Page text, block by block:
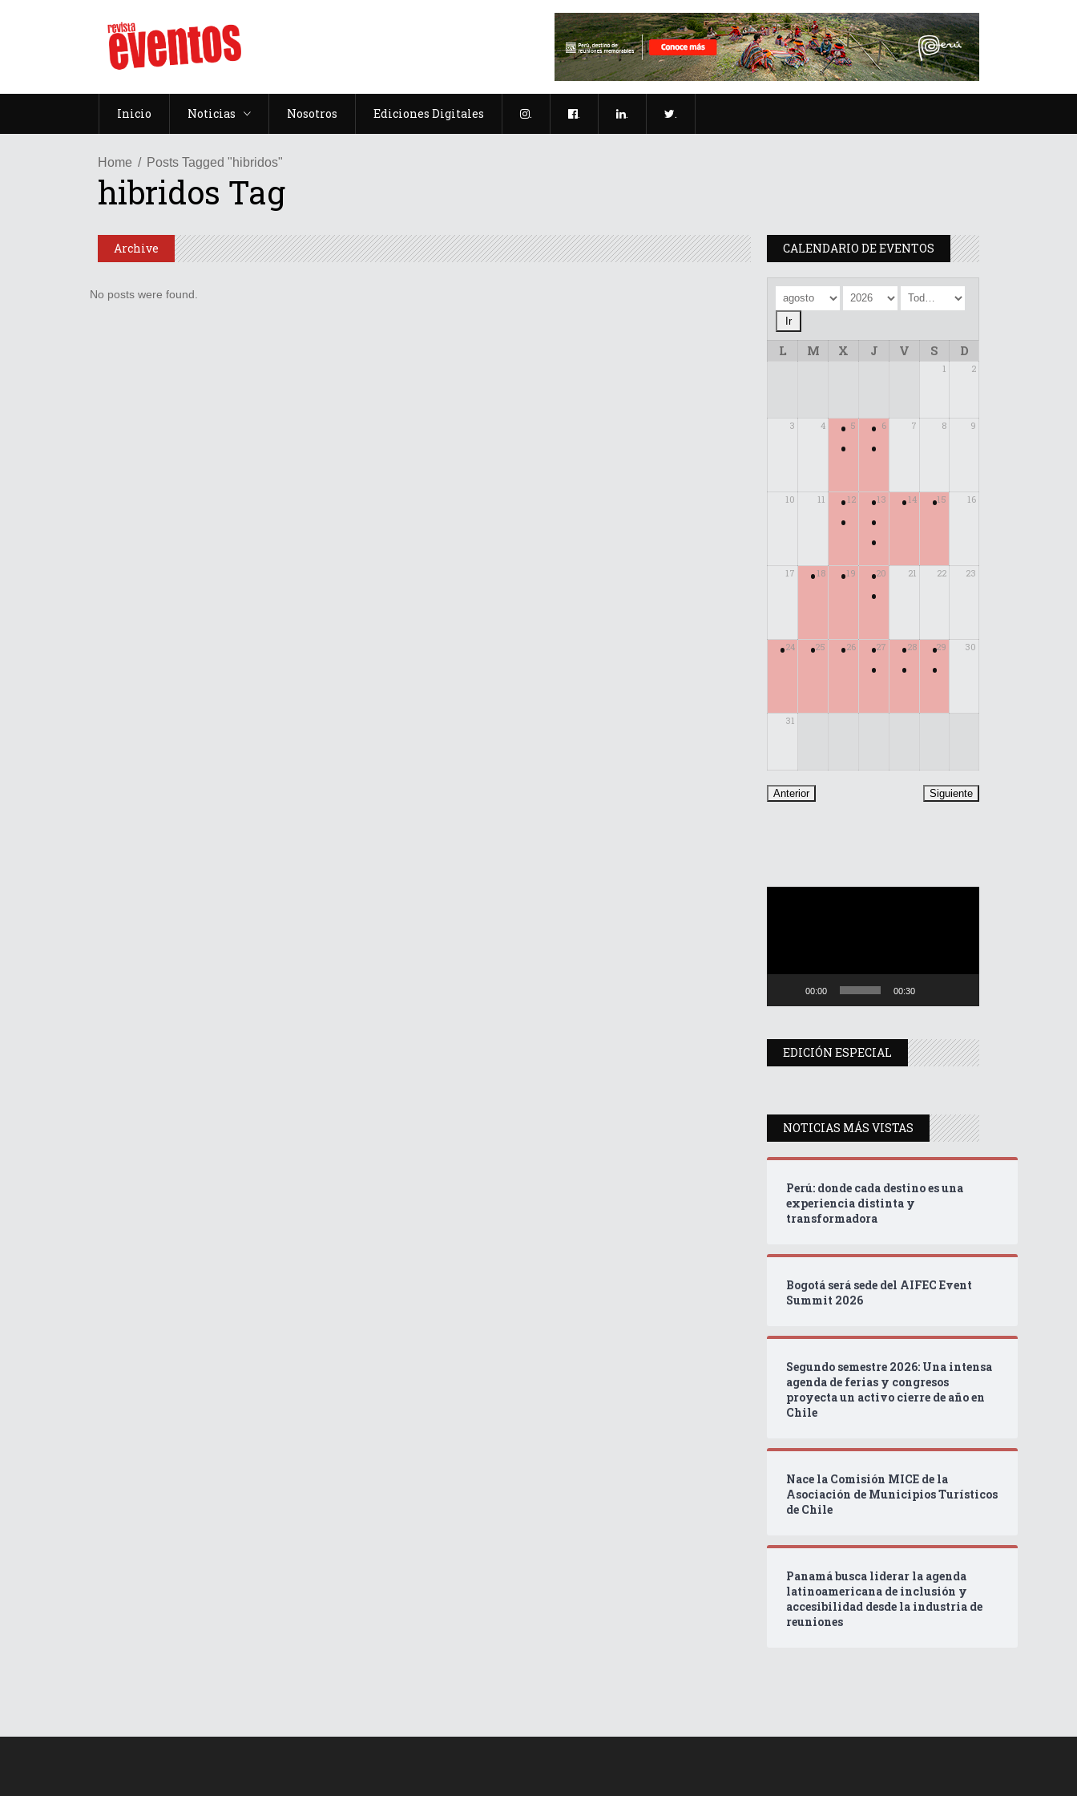
Inicio Noticias Nosotros Ediciones Digitales . . . .
Home Posts Tagged "hibridos"
hibridos Tag
Archive
No posts were found.
CALENDARIO DE EVENTOS
L M X J V S D
1 2
3 4 5
•
•
6
•
•
7 8 9
10 11 12
•
•
13
•
•
•
14
• 15
• 16
17 18
• 19
• 20
•
•
21 22 23
24
• 25
• 26
• 27
•
•
28
•
•
29
•
•
30
31
00:00 00:30
EDICIÓN ESPECIAL
NOTICIAS MÁS VISTAS
Perú: donde cada destino es una
experiencia distinta y
transformadora
Bogotá será sede del AIFEC Event
Summit 2026
Segundo semestre 2026: Una intensa
agenda de ferias y congresos
proyecta un activo cierre de año en
Chile
Nace la Comisión MICE de la
Asociación de Municipios Turísticos
de Chile
Panamá busca liderar la agenda
latinoamericana de inclusión y
accesibilidad desde la industria de
reuniones